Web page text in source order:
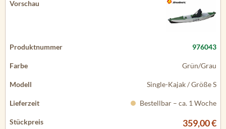
976043
Grün/Grau
Single-Kajak / Größe S
Bestellbar – ca. 1 Woche
359,00 €